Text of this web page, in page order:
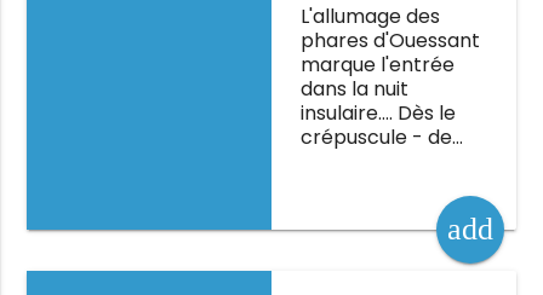
L'allumage des
phares d'Ouessant
marque l'entrée
dans la nuit
insulaire…. Dès le
crépuscule - de…
add